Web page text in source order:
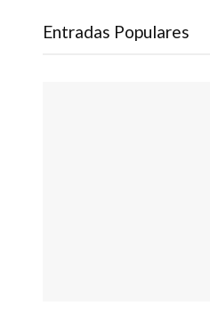
Entradas Populares